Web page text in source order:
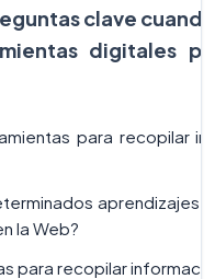
clave
digitales
para recopilar
aprendizajes
la Web?
para recopilar